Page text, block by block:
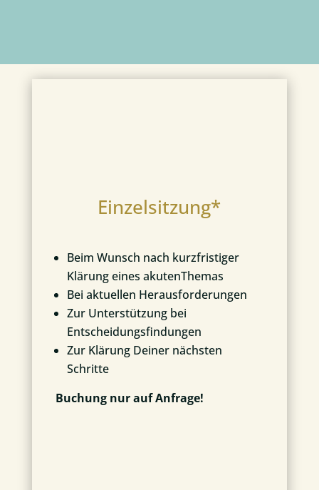
Einzelsitzung*
Beim Wunsch nach kurzfristiger
Klärung eines akutenThemas
Bei aktuellen Herausforderungen
Zur Unterstützung bei
Entscheidungsfindungen
Zur Klärung Deiner nächsten
Schritte
Buchung nur auf Anfrage!